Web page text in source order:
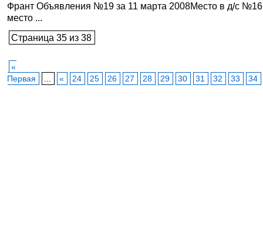
Франт Объявления №19 за 11 марта 2008Место в д/с
место ...
Страница 35 из 38
«
Первая
« 24 25 26 27 28 29 30 31 32 33 34